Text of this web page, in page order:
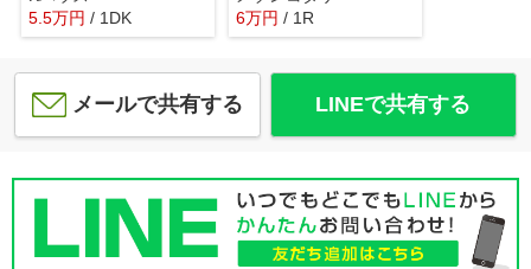
5.5万円 / 1DK
6万円 / 1R
メールで共有する LINEで共有する